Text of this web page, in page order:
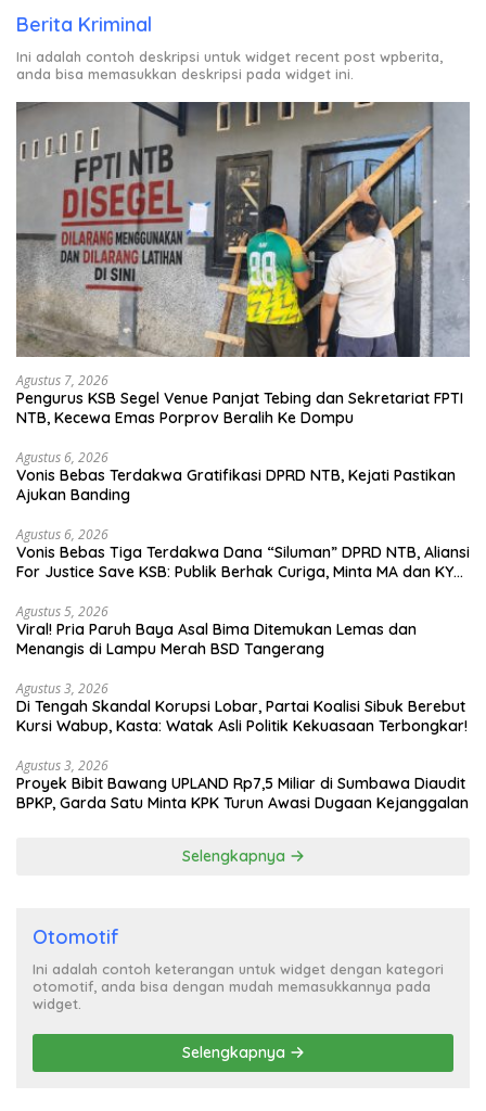
Berita Kriminal
Ini adalah contoh deskripsi untuk widget recent post wpberita,
anda bisa memasukkan deskripsi pada widget ini.
Agustus 7, 2026
Pengurus KSB Segel Venue Panjat Tebing dan Sekretariat FPTI
NTB, Kecewa Emas Porprov Beralih Ke Dompu
Agustus 6, 2026
Vonis Bebas Terdakwa Gratifikasi DPRD NTB, Kejati Pastikan
Ajukan Banding
Agustus 6, 2026
Vonis Bebas Tiga Terdakwa Dana “Siluman” DPRD NTB, Aliansi
For Justice Save KSB: Publik Berhak Curiga, Minta MA dan KY
Agustus 5, 2026
Viral! Pria Paruh Baya Asal Bima Ditemukan Lemas dan
Menangis di Lampu Merah BSD Tangerang
Agustus 3, 2026
Di Tengah Skandal Korupsi Lobar, Partai Koalisi Sibuk Berebut
Kursi Wabup, Kasta: Watak Asli Politik Kekuasaan Terbongkar!
Agustus 3, 2026
Proyek Bibit Bawang UPLAND Rp7,5 Miliar di Sumbawa Diaudit
BPKP, Garda Satu Minta KPK Turun Awasi Dugaan Kejanggalan
Selengkapnya
Otomotif
Ini adalah contoh keterangan untuk widget dengan kategori
otomotif, anda bisa dengan mudah memasukkannya pada
widget.
Selengkapnya